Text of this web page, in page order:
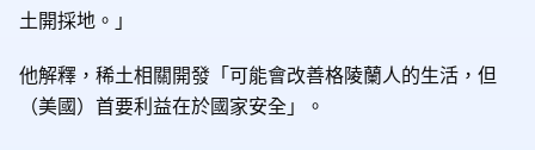
土開採地。」
他解釋，稀土相關開發「可能會改善格陵蘭人的生活，但
（美國）首要利益在於國家安全」。